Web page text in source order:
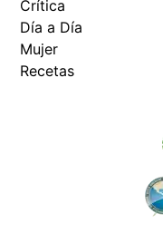
Crítica
Día a Día
Mujer
Recetas